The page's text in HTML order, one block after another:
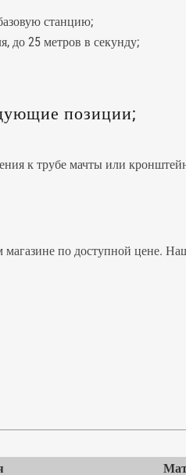
станцию;
до 25 метров в секунду;
позиции;
к трубе мачты или
по доступной цене.